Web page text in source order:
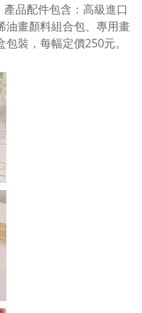
品配件包含：高級進口
油畫顏料組合包、專用畫
裝，每幅定價250元。